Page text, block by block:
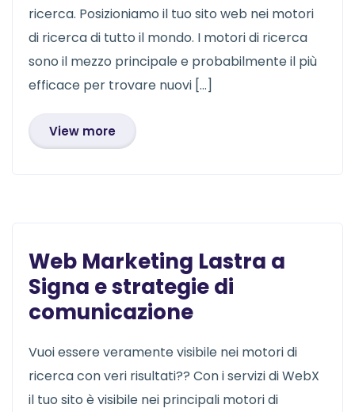
ricerca. Posizioniamo il tuo sito web nei motori
di ricerca di tutto il mondo. I motori di ricerca
sono il mezzo principale e probabilmente il più
efficace per trovare nuovi […]
View more
Web Marketing Lastra a
Signa e strategie di
comunicazione
Vuoi essere veramente visibile nei motori di
ricerca con veri risultati?? Con i servizi di WebX
il tuo sito è visibile nei principali motori di